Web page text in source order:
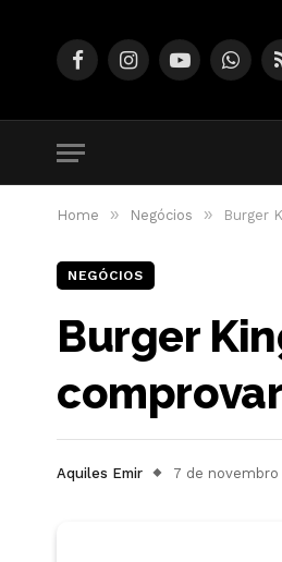
FacebookInstagramYouTube
Home » Negócios » Burger
NEGÓCIOS
Burger
Aquiles Emir 7 de